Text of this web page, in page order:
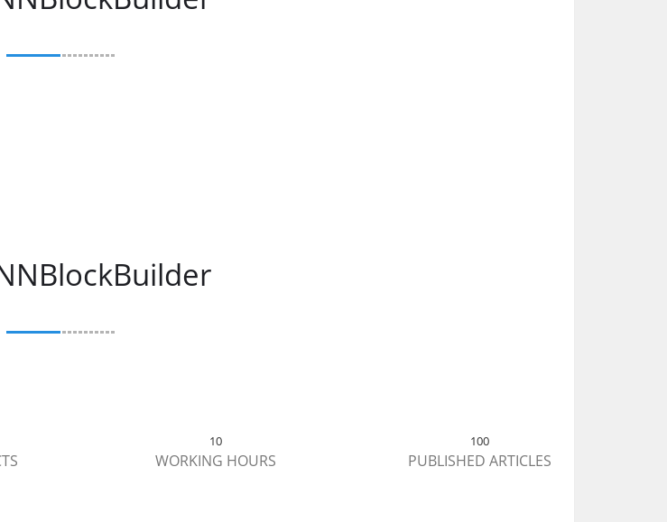
10
WORKING HOURS
100
PUBLISHED ARTICLES